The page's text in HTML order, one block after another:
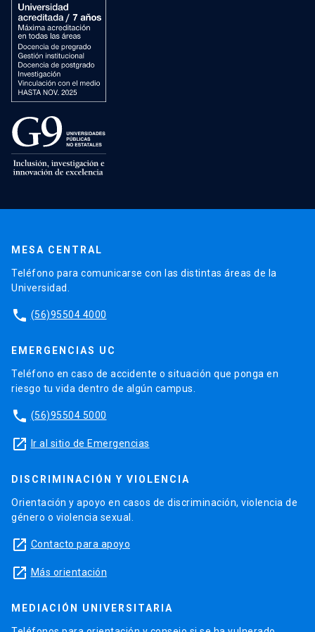
MESA CENTRAL
Teléfono para comunicarse con las distintas áreas de la
Universidad.
phone (56)95504 4000
EMERGENCIAS UC
Teléfono en caso de accidente o situación que ponga en
riesgo tu vida dentro de algún campus.
phone (56)95504 5000
launch Ir al sitio de Emergencias
DISCRIMINACIÓN Y VIOLENCIA
Orientación y apoyo en casos de discriminación, violencia de
género o violencia sexual.
launch Contacto para apoyo
launch Más orientación
MEDIACIÓN UNIVERSITARIA